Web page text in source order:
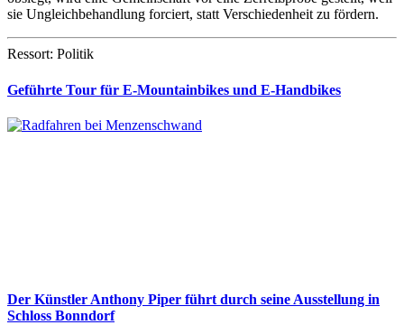
sie Ungleichbehandlung forciert, statt Verschiedenheit zu fördern.
Ressort: Politik
Geführte Tour für E-Mountainbikes und E-Handbikes
Der Künstler Anthony Piper führt durch seine Ausstellung in
Schloss Bonndorf